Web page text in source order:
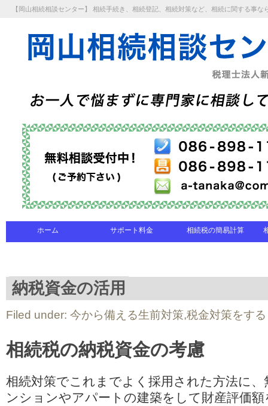
【岡山相続相談センター】 相続手続き、相続登記、相続対策など、相続に関する事な
ホーム サポート料金 相続税の簡易計算
納税資金の活用
Filed under: 今から備える生前対策,税金対策をする
相続税の納税資金の考慮
相続対策でこれまでよく採用された方法に
ンションやアパートの建築をして財産評価